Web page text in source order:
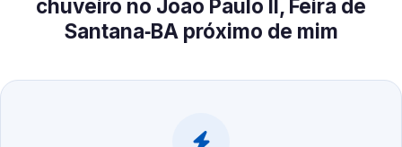
chuveiro no João Paulo II, Feira de
Santana‑BA próximo de mim